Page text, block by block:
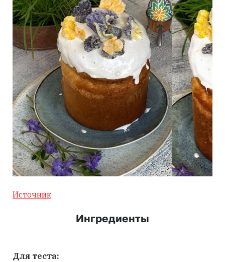
Источник
Ингредиенты
Для теста: